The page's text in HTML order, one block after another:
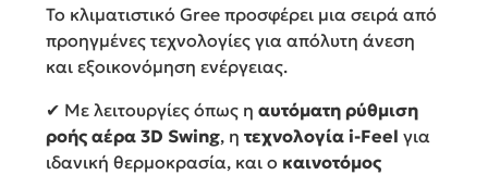
Το κλιματιστικό Gree προσφέρει μια σειρά από
προηγμένες τεχνολογίες για απόλυτη άνεση
και εξοικονόμηση ενέργειας.
✔ Με λειτουργίες όπως η αυτόματη ρύθμιση
ροής αέρα 3D Swing, η τεχνολογία i-Feel για
ιδανική θερμοκρασία, και ο καινοτόμος